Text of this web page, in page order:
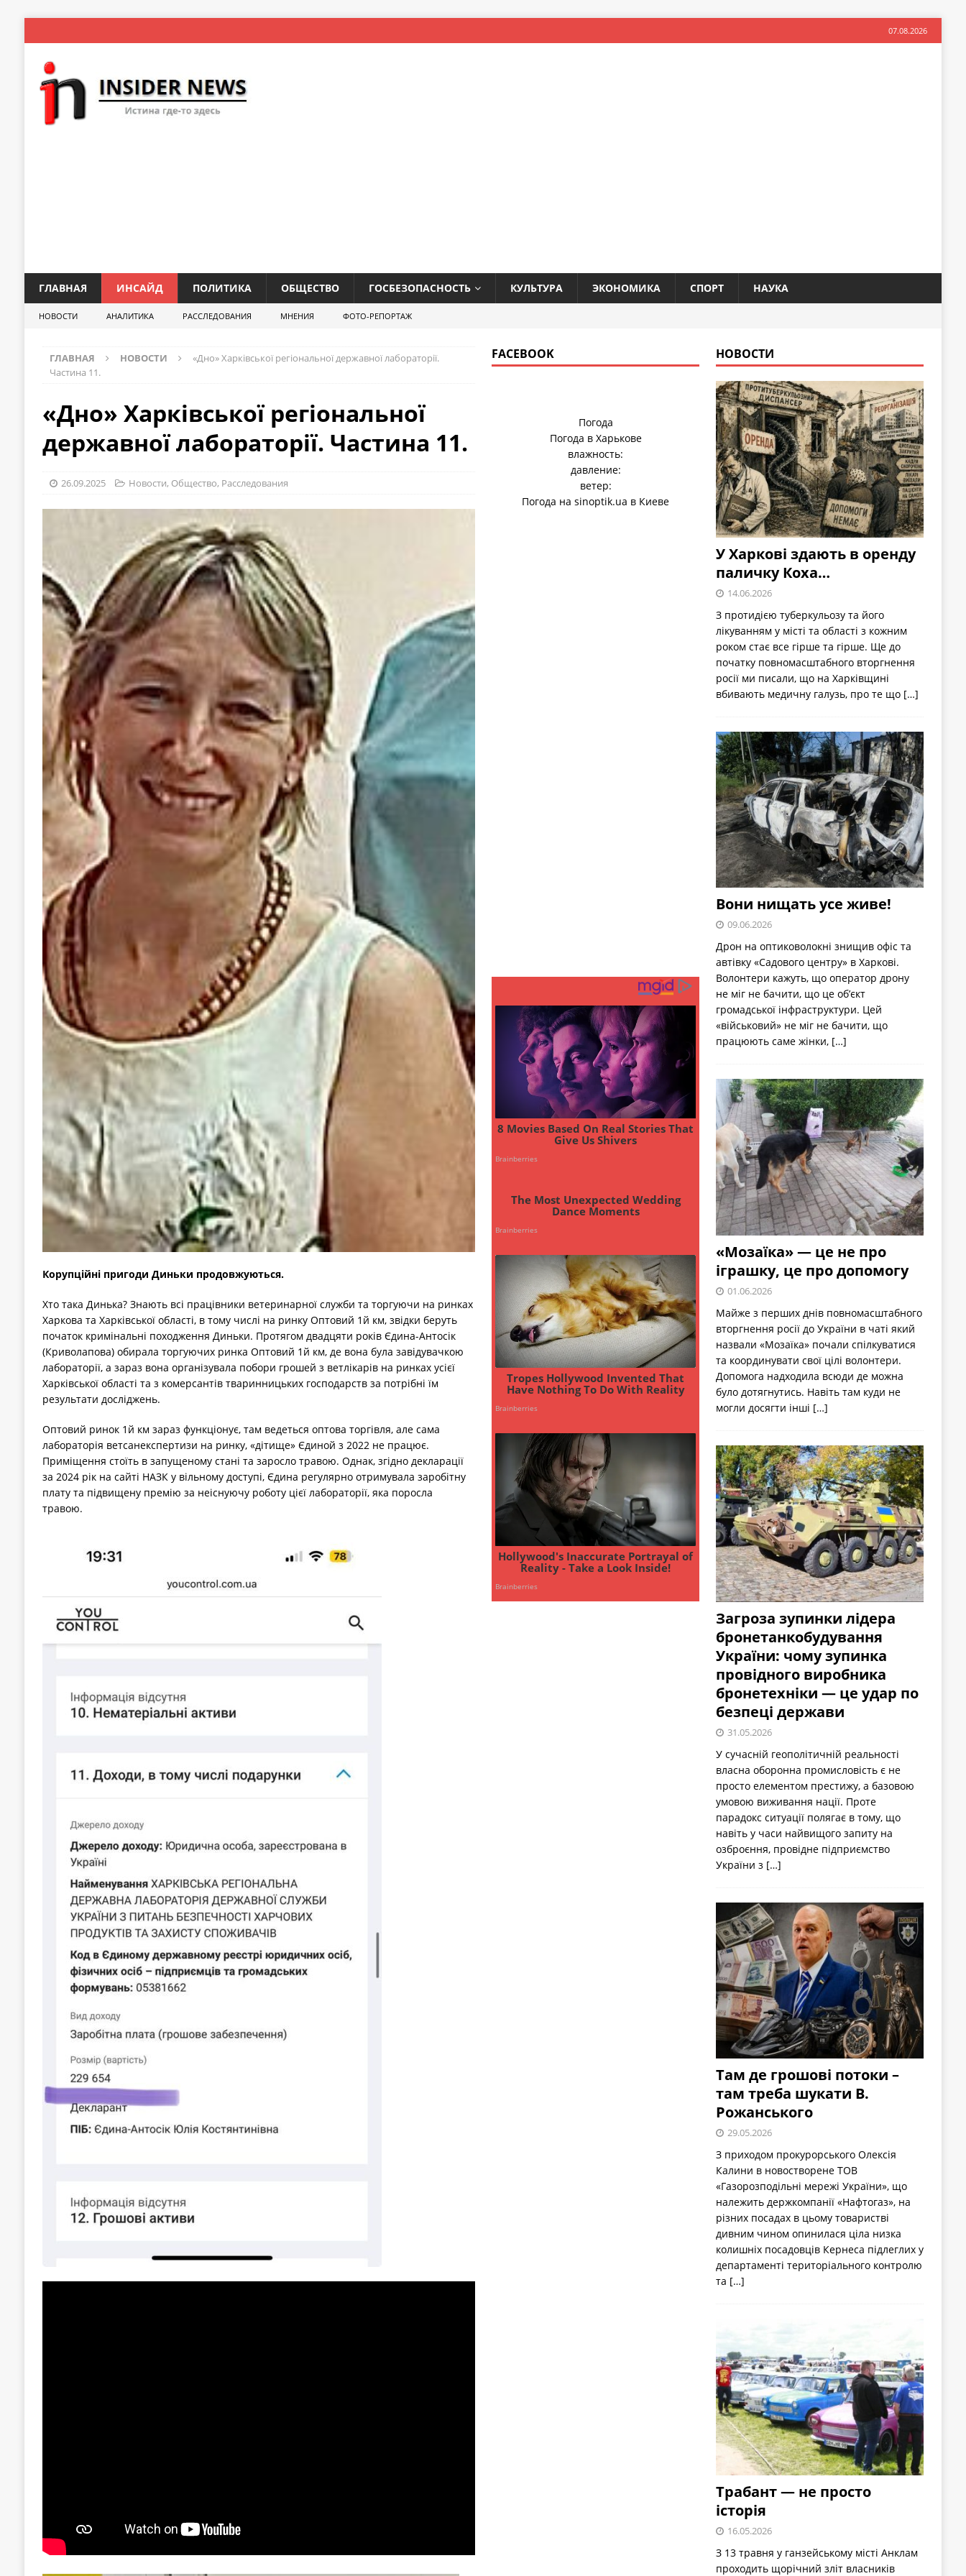
07.08.2026
ГЛАВНАЯ ИНСАЙД ПОЛИТИКА ОБЩЕСТВО ГОСБЕЗОПАСНОСТЬ КУЛЬТУРА ЭКОНОМИКА СПОРТ НАУКА
НОВОСТИ АНАЛИТИКА РАССЛЕДОВАНИЯ МНЕНИЯ ФОТО-РЕПОРТАЖ
ГЛАВНАЯ НОВОСТИ
«Дно» Харківської регіональної державної лабораторії.
Частина 11.
«Дно» Харківської регіональної
державної лабораторії. Частина 11.
26.09.2025 Новости, Общество, Расследования
Корупційні пригоди Диньки продовжуються.
Хто така Динька? Знають всі працівники ветеринарної служби та торгуючи на ринках
Харкова та Харківської області, в тому числі на ринку Оптовий 1й км, звідки беруть
початок кримінальні походження Диньки. Протягом двадцяти років Єдина-Антосік
(Криволапова) обирала торгуючих ринка Оптовий 1й км, де вона була завідувачкою
лабораторії, а зараз вона організувала побори грошей з ветлікарів на ринках усієї
Харківської області та з комерсантів тваринницьких господарств за потрібні їм
результати досліджень.
Оптовий ринок 1й км зараз функціонує, там ведеться оптова торгівля, але сама
лабораторія ветсанекспертизи на ринку, «дітище» Єдиной з 2022 не працює.
Приміщення стоїть в запущеному стані та заросло травою. Однак, згідно декларації
за 2024 рік на сайті НАЗК у вільному доступі, Єдина регулярно отримувала заробітну
плату та підвищену премію за неіснуючу роботу цієї лабораторії, яка поросла
травою.
FACEBOOK
Погода
Погода в Харькове
влажность:
давление:
ветер:
Погода наsinoptik.ua в Киеве
НОВОСТИ
У Харкові здають в оренду
паличку Коха…
14.06.2026
З протидією туберкульозу та його
лікуванням у місті та області з кожним
роком стає все гірше та гірше. Ще до
початку повномасштабного вторгнення
росії ми писали, що на Харківщині
вбивають медичну галузь, про те що […]
Вони нищать усе живе!
09.06.2026
Дрон на оптиковолокні знищив офіс та
автівку «Садового центру» в Харкові.
Волонтери кажуть, що оператор дрону
не міг не бачити, що це об’єкт
громадської інфраструктури. Цей
«військовий» не міг не бачити, що
працюють саме жінки, […]
«Мозаїка» — це не про
іграшку, це про допомогу
01.06.2026
Майже з перших днів повномасштабного
вторгнення росії до України в чаті який
назвали «Мозаїка» почали спілкуватися
та координувати свої цілі волонтери.
Допомога надходила всюди де можна
було дотягнутись. Навіть там куди не
могли досягти інші […]
Загроза зупинки лідера
бронетанкобудування
України: чому зупинка
провідного виробника
бронетехніки — це удар по
безпеці держави
31.05.2026
У сучасній геополітичній реальності
власна оборонна промисловість є не
просто елементом престижу, а базовою
умовою виживання нації. Проте
парадокс ситуації полягає в тому, що
навіть у часи найвищого запиту на
озброєння, провідне підприємство
України з […]
Там де грошові потоки –
там треба шукати В.
Рожанського
29.05.2026
З приходом прокурорського Олексія
Калини в новостворене ТОВ
«Газорозподільні мережі України», що
належить держкомпанії «Нафтогаз», на
різних посадах в цьому товаристві
дивним чином опинилася ціла низка
колишніх посадовців Кернеса підлеглих у
департаменті територіального контролю
та […]
Трабант — не просто
історія
16.05.2026
З 13 травня у ганзейському місті Анклам
проходить щорічний зліт власників